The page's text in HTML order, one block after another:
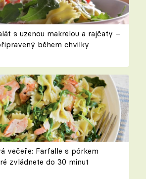
s uzenou makrelou a rajčaty –
během chvilky
večeře: Farfalle s pórkem
zvládnete do 30 minut